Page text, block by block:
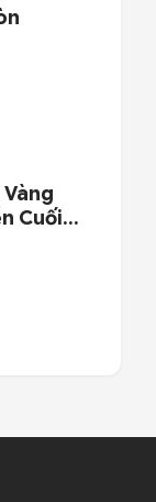
Cuối